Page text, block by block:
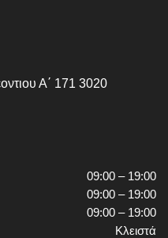
Α΄ 171 3020
09:00 – 19:00
09:00 – 19:00
09:00 – 19:00
Κλειστά